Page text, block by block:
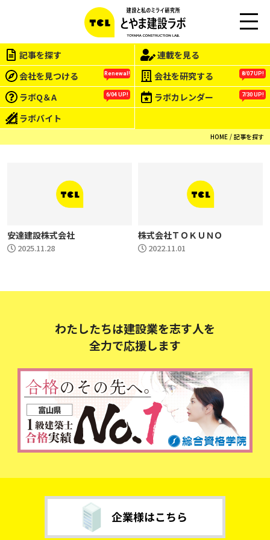
EN
記事を探す
連載を見る
会社を見つける
Renewal! 会社を研究する 8/07 UP!
ラボQ＆A 6/04 UP! ラボカレンダー 7/30 UP!
ラボバイト
HOME 記事を探す
安達建設株式会社
2025.11.28
株式会社ＴＯＫＵＮＯ
2022.11.01
わたしたちは建設業を志す人を
全力で応援します